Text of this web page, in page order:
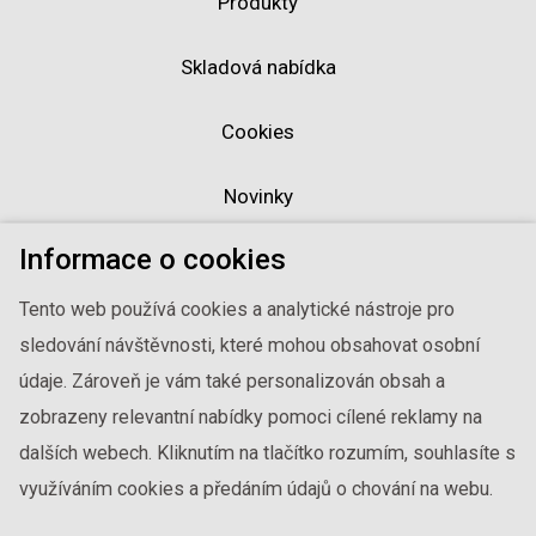
Skladová nabídka
Cookies
Novinky
Realizace
Mapa webu
2020 © ALPI DÝHA spol. s r.o. Všechna práva vyhrazena.
Upozorňujeme vás na případné drobné odchylky barevnosti
dýh Alpi zobrazených na vašem monitoru oproti skutečnému
Informace o cookies
Tento web používá cookies a analytické nástroje pro
sledování návštěvnosti, které mohou obsahovat osobní
údaje. Zároveň je vám také personalizován obsah a
zobrazeny relevantní nabídky pomoci cílené reklamy na
dalších webech. Kliknutím na tlačítko rozumím, souhlasíte s
využíváním cookies a předáním údajů o chování na webu.